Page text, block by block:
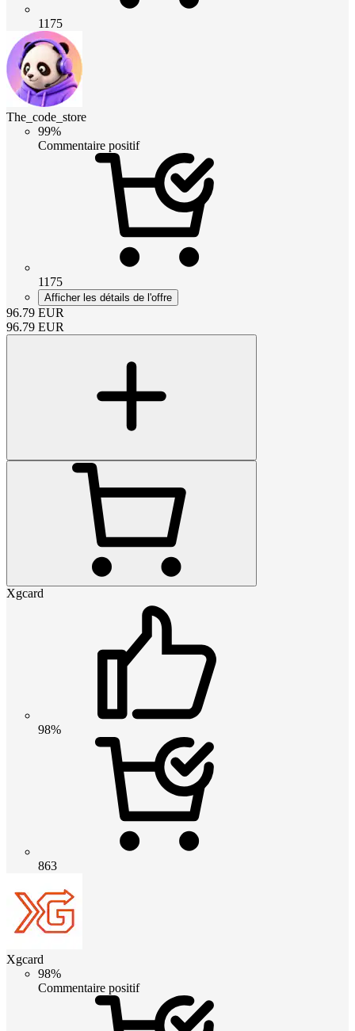
1175
The_code_store
99%
Commentaire positif
1175
Afficher les détails de l'offre
96.79 EUR
96.79 EUR
Xgcard
98%
863
Xgcard
98%
Commentaire positif